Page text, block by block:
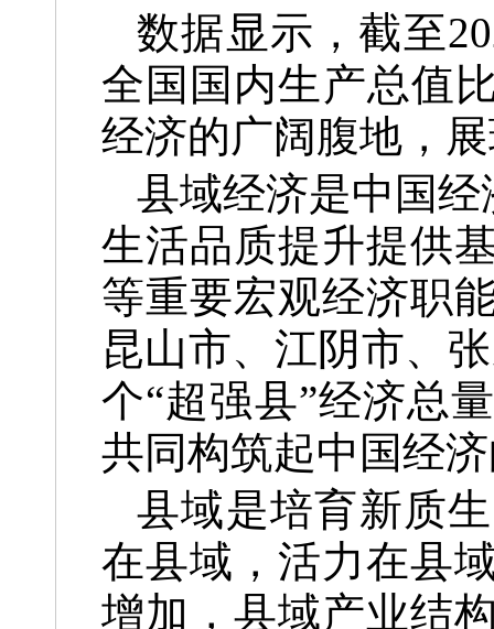
数据显示，截至
全国国内生产总值
经济的广阔腹地，
县域经济是中国
生活品质提升提供
等重要宏观经济职
昆山市、江阴市、
个“超强县”经济总
共同构筑起中国经
县域是培育新质
在县域，活力在县
增加，县域产业结